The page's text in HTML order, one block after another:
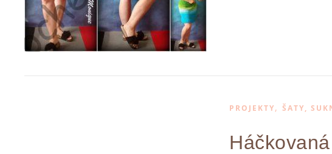
PROJEKTY, ŠATY,